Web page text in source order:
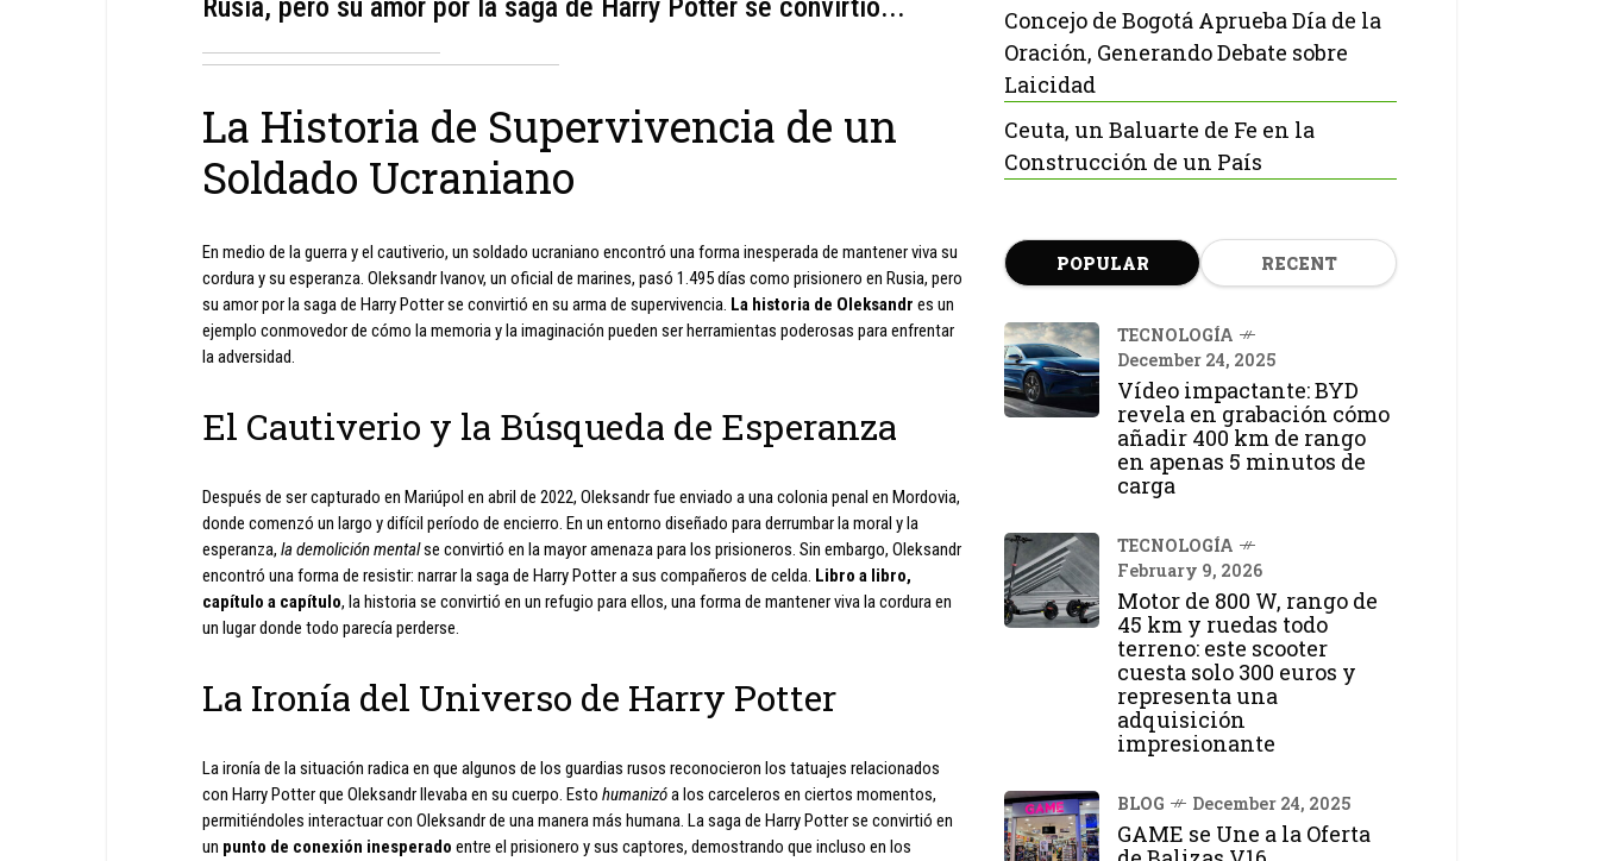
Rusia, pero su amor por la saga de Harry Potter se convirtió...
La Historia de Supervivencia de un
Soldado Ucraniano
En medio de la guerra y el cautiverio, un soldado ucraniano encontró una forma inesperada de mantener viva su
cordura y su esperanza. Oleksandr Ivanov, un oficial de marines, pasó 1.495 días como prisionero en Rusia, pero
su amor por la saga de Harry Potter se convirtió en su arma de supervivencia. La historia de Oleksandr es un
ejemplo conmovedor de cómo la memoria y la imaginación pueden ser herramientas poderosas para enfrentar
la adversidad.
El Cautiverio y la Búsqueda de Esperanza
Después de ser capturado en Mariúpol en abril de 2022, Oleksandr fue enviado a una colonia penal en Mordovia,
donde comenzó un largo y difícil período de encierro. En un entorno diseñado para derrumbar la moral y la
esperanza, la demolición mentalse convirtió en la mayor amenaza para los prisioneros. Sin embargo, Oleksandr
encontró una forma de resistir: narrar la saga de Harry Potter a sus compañeros de celda. Libro a libro,
capítulo a capítulo, la historia se convirtió en un refugio para ellos, una forma de mantener viva la cordura en
un lugar donde todo parecía perderse.
La Ironía del Universo de Harry Potter
La ironía de la situación radica en que algunos de los guardias rusos reconocieron los tatuajes relacionados
con Harry Potter que Oleksandr llevaba en su cuerpo. Esto humanizóa los carceleros en ciertos momentos,
permitiéndoles interactuar con Oleksandr de una manera más humana. La saga de Harry Potter se convirtió en
un punto de conexión inesperado entre el prisionero y sus captores, demostrando que incluso en los
Concejo de Bogotá Aprueba Día de la
Oración, Generando Debate sobre
Laicidad
Ceuta, un Baluarte de Fe en la
Construcción de un País
POPULAR RECENT
TECNOLOGÍA
December 24, 2025
Vídeo impactante: BYD
revela en grabación cómo
añadir 400 km de rango
en apenas 5 minutos de
carga
TECNOLOGÍA
February 9, 2026
Motor de 800 W, rango de
45 km y ruedas todo
terreno: este scooter
cuesta solo 300 euros y
representa una
adquisición
impresionante
BLOG December 24, 2025
GAME se Une a la Oferta